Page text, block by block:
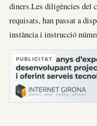
diners.Les diligències del
requisats, han passat a
instància i instrucció
PUBLICITAT